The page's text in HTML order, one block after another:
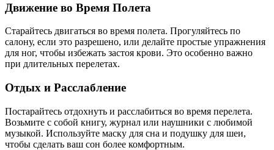
Движение во Время Полета
Старайтесь двигаться во время полета. Прогуляйтесь по
салону, если это разрешено, или делайте простые упражнения
для ног, чтобы избежать застоя крови. Это особенно важно
при длительных перелетах.
Отдых и Расслабление
Постарайтесь отдохнуть и расслабиться во время перелета.
Возьмите с собой книгу, журнал или наушники с любимой
музыкой. Используйте маску для сна и подушку для шеи,
чтобы сделать ваш сон более комфортным.